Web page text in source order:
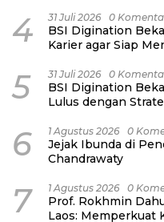
4 31 Juli 2026 0
BSI Digination
Karier agar Siap
5 31 Juli 2026 0
BSI Digination
Lulus dengan
6 1 Agustus 2026 0
Jejak Ibunda di
Chandrawaty
7 1 Agustus 2026 0
Prof. Rokhmin Dahuri Hadiri Pertemuan
Laos: Memperkuat